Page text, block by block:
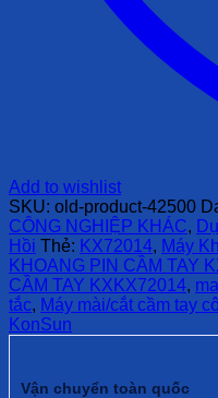
Add to wishlist
SKU: old-product-42500
CÔNG NGHIỆP KHÁC,
Hồi Thẻ: KX72014, Máy
KHOANG PIN CẦM TAY
CẦM TAY KXKX72014,
tắc, Máy mài/cắt cầm tay
KonSun
Vận chuyển toàn quốc